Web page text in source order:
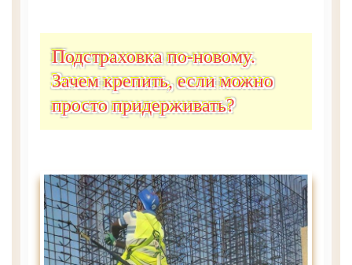
Подстраховка по-новому.
Зачем крепить, если можно
просто придерживать?